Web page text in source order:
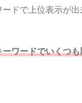
ドで上位表示が出
ワードでいくつ